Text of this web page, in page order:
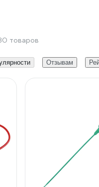
товаров
Отзывам